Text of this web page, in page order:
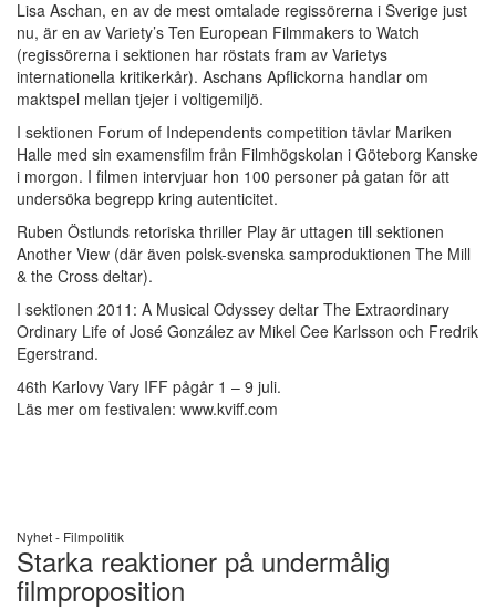
Lisa Aschan, en av de mest omtalade regissörerna i Sverige just
nu, är en av Variety’s Ten European Filmmakers to Watch
(regissörerna i sektionen har röstats fram av Varietys
internationella kritikerkår). Aschans Apflickorna handlar om
maktspel mellan tjejer i voltigemiljö.
I sektionen Forum of Independents competition tävlar Mariken
Halle med sin examensfilm från Filmhögskolan i Göteborg Kanske
i morgon. I filmen intervjuar hon 100 personer på gatan för att
undersöka begrepp kring autenticitet.
Ruben Östlunds retoriska thriller Play är uttagen till sektionen
Another View (där även polsk-svenska samproduktionen The Mill
& the Cross deltar).
I sektionen 2011: A Musical Odyssey deltar The Extraordinary
Ordinary Life of José González av Mikel Cee Karlsson och Fredrik
Egerstrand.
46th Karlovy Vary IFF pågår 1 – 9 juli.
Läs mer om festivalen: www.kviff.com
Nyhet - Filmpolitik
Starka reaktioner på undermålig
filmproposition